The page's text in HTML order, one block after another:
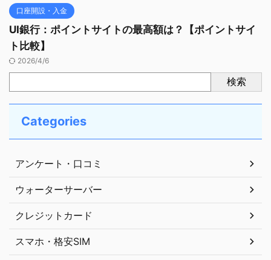
口座開設・入金
UI銀行：ポイントサイトの最高額は？【ポイントサイ
ト比較】
2026/4/6
検索
Categories
アンケート・口コミ
ウォーターサーバー
クレジットカード
スマホ・格安SIM